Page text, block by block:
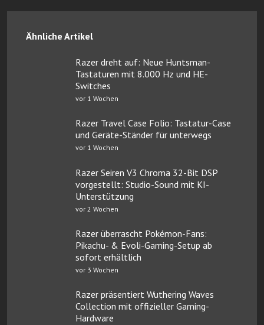
Ähnliche Artikel
Razer dreht auf: Neue Huntsman-
Tastaturen mit 8.000 Hz und HE-
Switches
vor 1 Wochen
Razer Travel Case Folio: Tastatur-Case
und Geräte-Ständer für unterwegs
vor 1 Wochen
Razer Seiren V3 Chroma 32-Bit DSP
vorgestellt: Studio-Sound mit KI-
Unterstützung
vor 2 Wochen
Razer überrascht Pokémon-Fans:
Pikachu- & Evoli-Gaming-Setup ab
sofort erhältlich
vor 3 Wochen
Razer präsentiert Wuthering Waves
Collection mit offizieller Gaming-
Hardware